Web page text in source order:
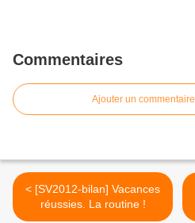
Commentaires
Ajouter un commentaire
< [SV2012-bilan] Vacances
réussies. La routine !